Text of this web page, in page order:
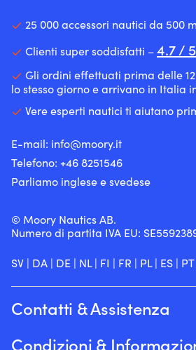
25 000 accessori nautici da 500
Clienti super soddisfatti –4.7 /
Gli ordini effettuati prima delle
lo stesso giorno e arrivano in Italia
Vere esperti nautici ti aiutano
E-mail: info@moory.it
Telefono: +46 8251546
Parliamo inglese e svedese
© Moory Nautics AB.
Numero di partita IVA EU:
SV | DA | DE | NL| FI | FR | PL| ES | PT
Contatti & Assistenza
Condizioni &